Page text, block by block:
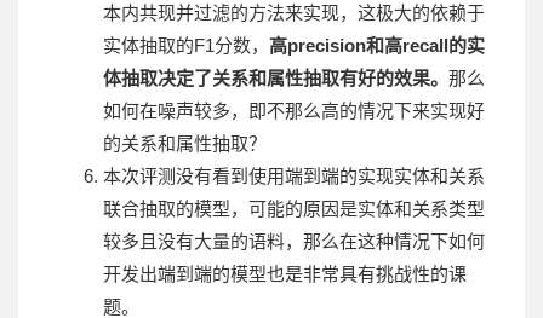
本内共现并过滤的方法来实现，这极大的依赖于
实体抽取的F1分数， 高precision和高recall的实
体抽取决定了关系和属性抽取有好的效果。 那么
如何在噪声较多，即不那么高的情况下来实现好
的关系和属性抽取？
本次评测没有看到使用端到端的实现实体和关系
联合抽取的模型，可能的原因是实体和关系类型
较多且没有大量的语料，那么在这种情况下如何
开发出端到端的模型也是非常具有挑战性的课
题。